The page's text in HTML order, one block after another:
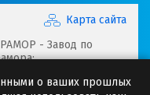
Карта сайта
- Завод по
буровых растворов
о ваших прошлых